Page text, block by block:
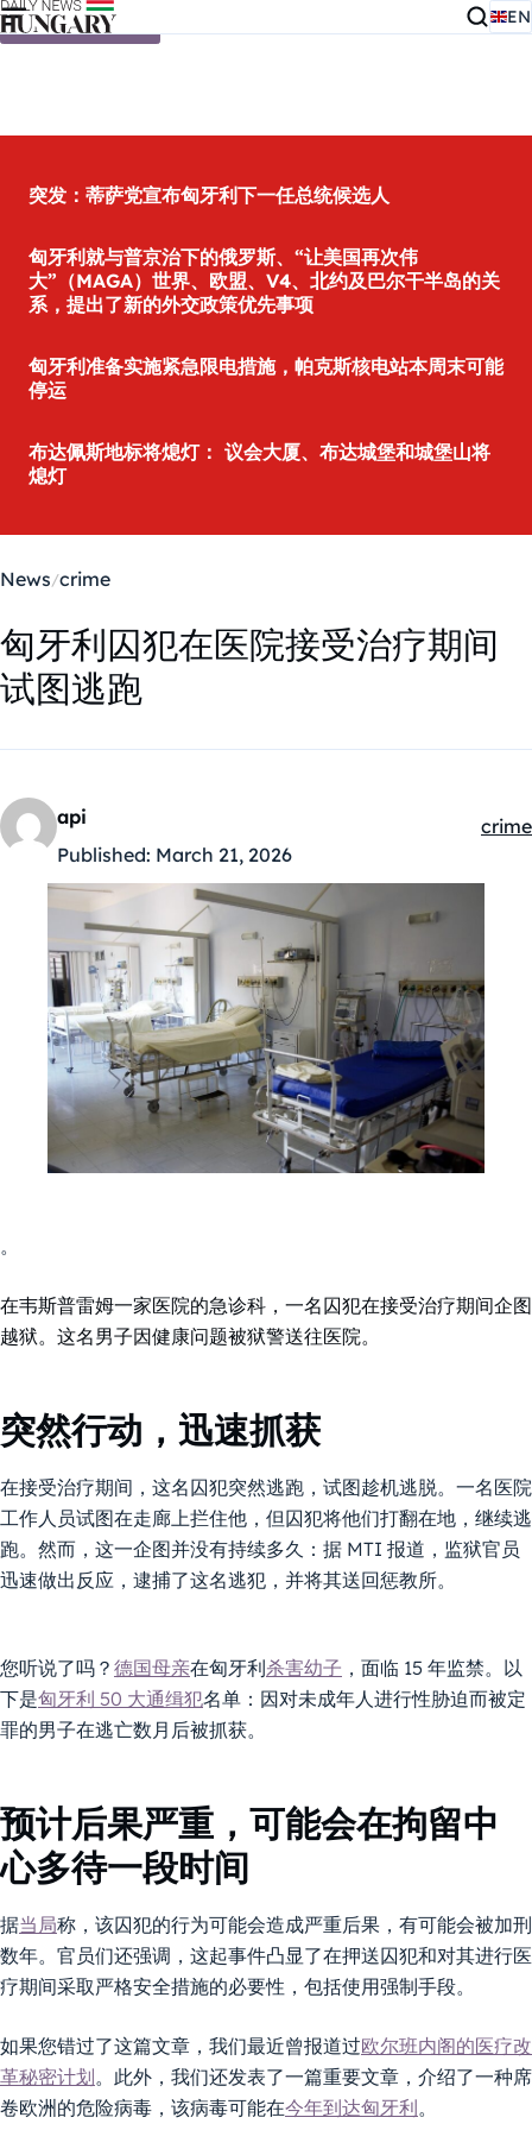
Skip to content EN
突发：蒂萨党宣布匈牙利下一任总统候选人
匈牙利就与普京治下的俄罗斯、“让美国再次伟
大”（MAGA）世界、欧盟、V4、北约及巴尔干半岛的关
系，提出了新的外交政策优先事项
匈牙利准备实施紧急限电措施，帕克斯核电站本周末可能
停运
布达佩斯地标将熄灯： 议会大厦、布达城堡和城堡山将
熄灯
News crime
匈牙利囚犯在医院接受治疗期间
试图逃跑
api
Published: March 21, 2026
crime
。
在韦斯普雷姆一家医院的急诊科，一名囚犯在接受治疗期间企图
越狱。这名男子因健康问题被狱警送往医院。
突然行动，迅速抓获
在接受治疗期间，这名囚犯突然逃跑，试图趁机逃脱。一名医院
工作人员试图在走廊上拦住他，但囚犯将他们打翻在地，继续逃
跑。然而，这一企图并没有持续多久：据 MTI 报道，监狱官员
迅速做出反应，逮捕了这名逃犯，并将其送回惩教所。
您听说了吗？ 德国母亲在匈牙利杀害幼子 ，面临 15 年监禁。以
下是匈牙利 50 大通缉犯名单：因对未成年人进行性胁迫而被定
罪的男子在逃亡数月后被抓获。
预计后果严重，可能会在拘留中
心多待一段时间
据当局称，该囚犯的行为可能会造成严重后果，有可能会被加刑
数年。官员们还强调，这起事件凸显了在押送囚犯和对其进行医
疗期间采取严格安全措施的必要性，包括使用强制手段。
如果您错过了这篇文章，我们最近曾报道过欧尔班内阁的医疗改
革秘密计划。此外，我们还发表了一篇重要文章，介绍了一种席
卷欧洲的危险病毒，该病毒可能在今年到达匈牙利。